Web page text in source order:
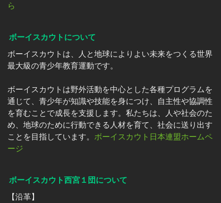
ら
ボーイスカウトについて
ボーイスカウトは、人と地球によりよい未来をつくる世界
最大級の青少年教育運動です。
ボーイスカウトは野外活動を中心とした各種プログラムを
通じて、青少年が知識や技能を身につけ、自主性や協調性
を育むことで成長を支援します。私たちは、人や社会のた
め、地球のために行動できる人材を育て、社会に送り出す
ことを目指しています。 ボーイスカウト日本連盟ホームペ
ージ
ボーイスカウト西宮１団について
【沿革】